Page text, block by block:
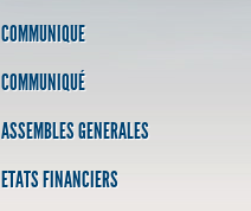
COMMUNIQUE
COMMUNIQUÉ
ASSEMBLES GENERALES
ETATS FINANCIERS